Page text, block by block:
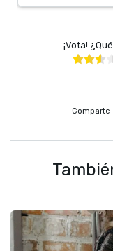
¡Vota!
Comparte